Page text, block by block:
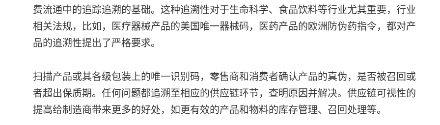
费流通中的追踪追溯的基础。这种追溯性对于生命科学、食品饮料等行业尤其重要，行业
相关法规，比如，医疗器械产品的美国唯一器械码，医药产品的欧洲防伪药指令，都对产
品的追溯性提出了严格要求。
扫描产品或其各级包装上的唯一识别码，零售商和消费者确认产品的真伪，是否被召回或
者超出保质期。任何问题都追溯至相应的供应链环节，查明原因并解决。供应链可视性的
提高给制造商带来更多的好处，如更有效的产品和物料的库存管理、召回处理等。